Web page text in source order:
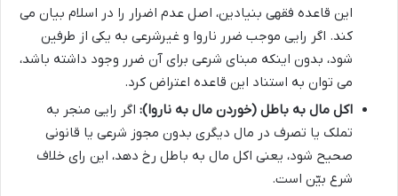
این قاعده فقهی بنیادین، اصل عدم اضرار را در اسلام بیان می
کند. اگر رایی موجب ضرر ناروا و غیرشرعی به یکی از طرفین
شود، بدون اینکه مبنای شرعی برای آن ضرر وجود داشته باشد،
می توان به استناد این قاعده اعتراض کرد.
اکل مال به باطل (خوردن مال به ناروا): اگر رایی منجر به
تملک یا تصرف در مال دیگری بدون مجوز شرعی یا قانونی
صحیح شود، یعنی اکل مال به باطل رخ دهد، این رای خلاف
شرع بیّن است.